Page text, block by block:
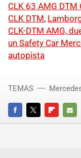
CLK 63 AMG DTM
CLK DTM,
CLK-DTM AMG,
un Safety Car
autopista
FACEBOOKTWITTERFLIPBOARD
E-
TEMAS